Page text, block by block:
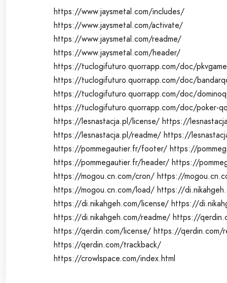
https://www.jaysmetal.com/includes/
https://www.jaysmetal.com/activate/
https://www.jaysmetal.com/readme/
https://www.jaysmetal.com/header/
https://tuclogifuturo.quorrapp.com/doc/
https://tuclogifuturo.quorrapp.com/doc/
https://tuclogifuturo.quorrapp.com/doc/
https://tuclogifuturo.quorrapp.com/doc/poker-
https://lesnastacja.pl/license/ https://
https://lesnastacja.pl/readme/ https://
https://pommegautier.fr/footer/ https://
https://pommegautier.fr/header/ https://
https://mogou.cn.com/cron/ https://
https://mogou.cn.com/load/ https://
https://di.nikahgeh.com/license/ https://
https://di.nikahgeh.com/readme/ https://
https://qerdin.com/license/ https://qerdin.com/
https://qerdin.com/trackback/
https://crowlspace.com/index.html